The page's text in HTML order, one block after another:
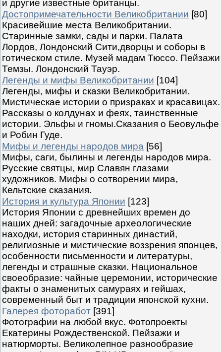
и другие известные британцы.
Достопримечательности Великобритании [80]
Красивейшие места Великобритании.
Старинные замки, сады и парки. Палата
Лордов, Лондонский Сити,дворцы и соборы в
готическом стиле. Музей мадам Тюссо. Пейзажи
Темзы. Лондонский Тауэр.
Легенды и мифы Великобритании [104]
Легенды, мифы и сказки Великобритании.
Мистическае истории о призраках и красавицах.
Рассказы о колдунах и феях, таинственные
истории. Эльфы и гномы.Сказания о Беовульфе
и Робин Гуде.
Мифы и легенды народов мира [56]
Мифы, саги, былины и легенды народов мира.
Русские святцы, мир Славян глазами
художников. Мифы о сотворении мира,
Кельтские сказания.
История и культура Японии [123]
История Японии с древнейших времен до
наших дней: загадочные археологические
находки, история старинных династий,
религиозные и мистические воззрения японцев,
особенности письменности и литературы,
легенды и страшные сказки. Национальное
своеобразие: чайные церемонии, исторические
факты о знаменитых самураях и гейшах,
современный быт и традиции японской кухни.
Галерея фоторабот [391]
Фотографии на любой вкус. Фотопроекты
Екатерины Рождественской. Пейзажи и
натюрморты. Великолепное разнообразие